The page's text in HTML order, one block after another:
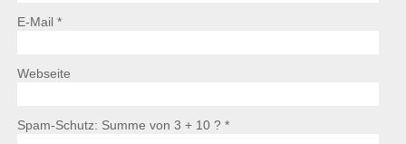
E-Mail *
Webseite
Spam-Schutz: Summe von 3 + 10 ? *